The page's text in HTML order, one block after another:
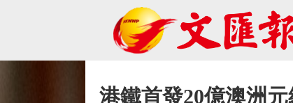
港鐵首發20億澳洲